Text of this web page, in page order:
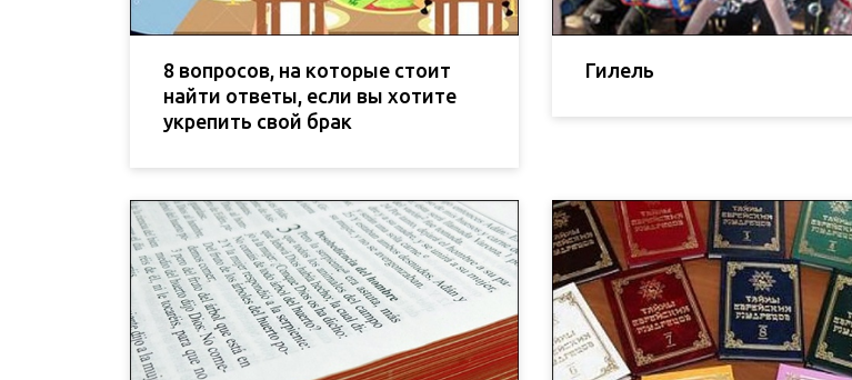
8 вопросов, на которые стоит
найти ответы, если вы хотите
укрепить свой брак
Гилель